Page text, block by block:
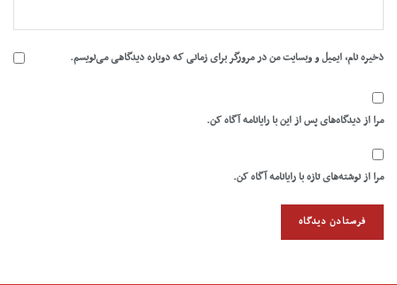
ذخیره نام، ایمیل و وبسایت من در مرورگر برای زمانی که دوباره دیدگاهی می‌نویسم.
مرا از دیدگاه‌های پس از این با رایانامه آگاه کن.
مرا از نوشته‌های تازه با رایانامه آگاه کن.